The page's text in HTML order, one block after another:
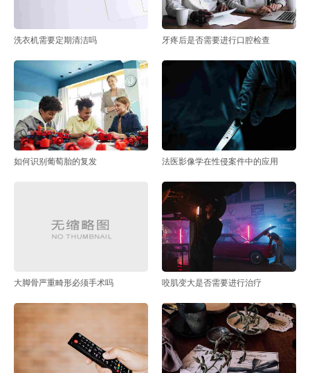
洗衣机需要定期清洁吗 牙疼后是否需要进行口腔检查
如何识别葡萄胎的复发 法医影像学在性侵案件中的应用
大脚骨严重畸形必须手术吗 咬肌变大是否需要进行治疗